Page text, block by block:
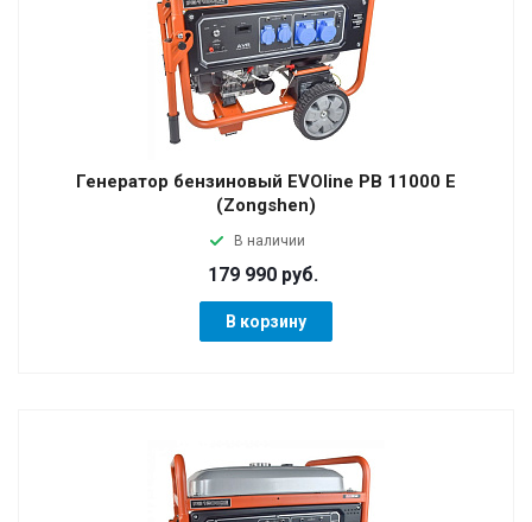
Генератор бензиновый EVOline PB 11000 E
(Zongshen)
В наличии
179 990 руб.
В корзину